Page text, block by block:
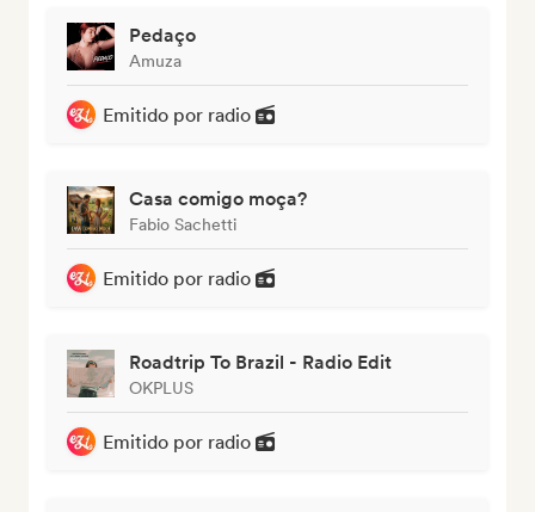
Pedaço
Amuza
Emitido por radio
Casa comigo moça?
Fabio Sachetti
Emitido por radio
Roadtrip To Brazil - Radio Edit
OKPLUS
Emitido por radio